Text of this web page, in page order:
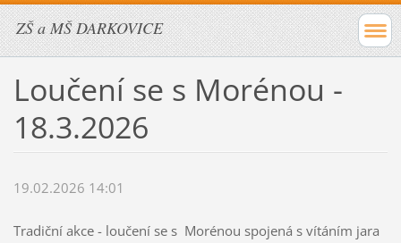
ZŠ a MŠ DARKOVICE
Loučení se s Morénou -
18.3.2026
19.02.2026 14:01
Tradiční akce - loučení se s Morénou spojená s vítáním jara